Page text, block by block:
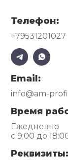
Телефон:
+79531201027
Email:
info@am-
Время
Ежедневно
с 9:00 до
Реквизиты: